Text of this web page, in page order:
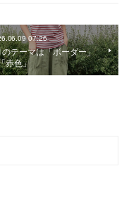
07:26
テーマは「ボーダー」
赤色」